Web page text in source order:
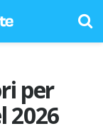
per
2026